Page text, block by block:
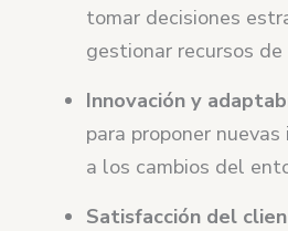
tomar decisiones
gestionar recursos
Innovación y
para proponer
a los cambios del
Satisfacción del